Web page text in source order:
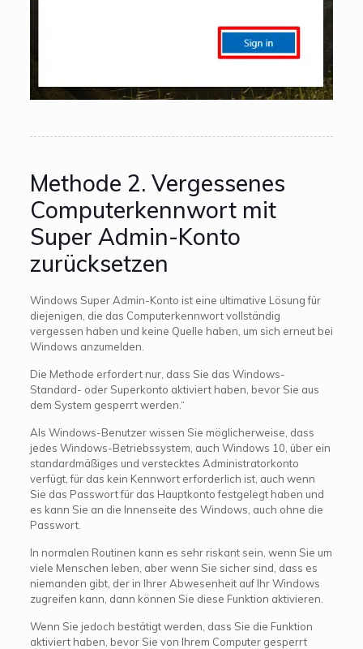
Methode 2. Vergessenes
Computerkennwort mit
Super Admin-Konto
zurücksetzen
Windows Super Admin-Konto ist eine ultimative Lösung für
diejenigen, die das Computerkennwort vollständig
vergessen haben und keine Quelle haben, um sich erneut bei
Windows anzumelden.
Die Methode erfordert nur, dass Sie das Windows-
Standard- oder Superkonto aktiviert haben, bevor Sie aus
dem System gesperrt werden.“
Als Windows-Benutzer wissen Sie möglicherweise, dass
jedes Windows-Betriebssystem, auch Windows 10, über ein
standardmäßiges und verstecktes Administratorkonto
verfügt, für das kein Kennwort erforderlich ist, auch wenn
Sie das Passwort für das Hauptkonto festgelegt haben und
es kann Sie an die Innenseite des Windows, auch ohne die
Passwort.
In normalen Routinen kann es sehr riskant sein, wenn Sie um
viele Menschen leben, aber wenn Sie sicher sind, dass es
niemanden gibt, der in Ihrer Abwesenheit auf Ihr Windows
zugreifen kann, dann können Sie diese Funktion aktivieren.
Wenn Sie jedoch bestätigt werden, dass Sie die Funktion
aktiviert haben, bevor Sie von Ihrem Computer gesperrt